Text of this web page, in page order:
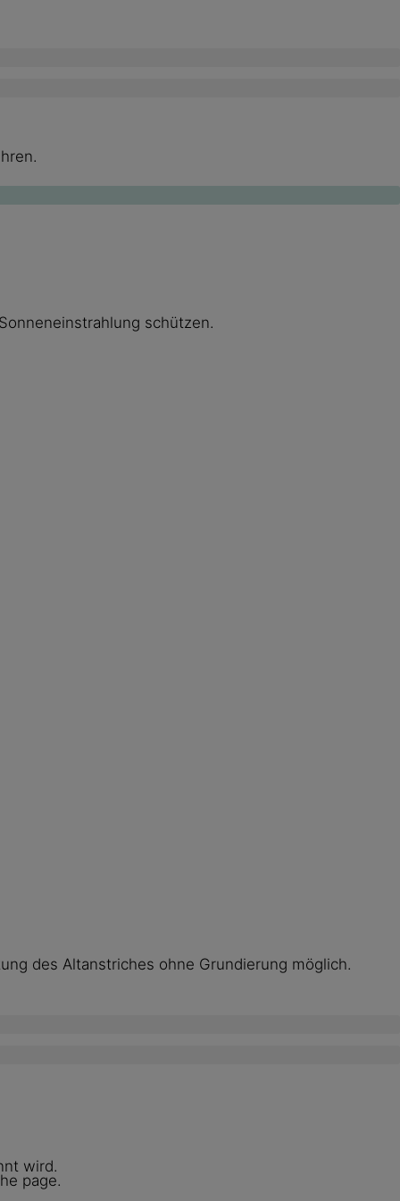
schützen.
des Altanstriches ohne Grundierung möglich.
wird.
page.